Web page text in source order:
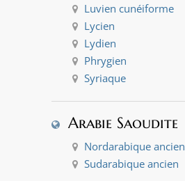
Luvien cunéiforme
Lycien
Lydien
Phrygien
Syriaque
Arabie Saoudite
Nordarabique ancien
Sudarabique ancien